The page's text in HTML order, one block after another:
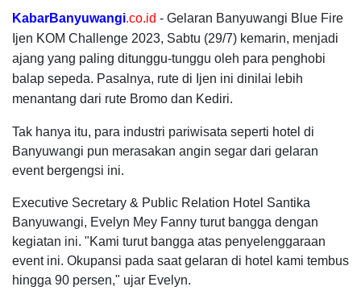
KabarBanyuwangi.co.id - Gelaran Banyuwangi Blue Fire
Ijen KOM Challenge 2023, Sabtu (29/7) kemarin, menjadi
ajang yang paling ditunggu-tunggu oleh para penghobi
balap sepeda. Pasalnya, rute di Ijen ini dinilai lebih
menantang dari rute Bromo dan Kediri.
Tak hanya itu, para industri pariwisata seperti hotel di
Banyuwangi pun merasakan angin segar dari gelaran
event bergengsi ini.
Executive Secretary & Public Relation Hotel Santika
Banyuwangi, Evelyn Mey Fanny turut bangga dengan
kegiatan ini. "Kami turut bangga atas penyelenggaraan
event ini. Okupansi pada saat gelaran di hotel kami tembus
hingga 90 persen," ujar Evelyn.